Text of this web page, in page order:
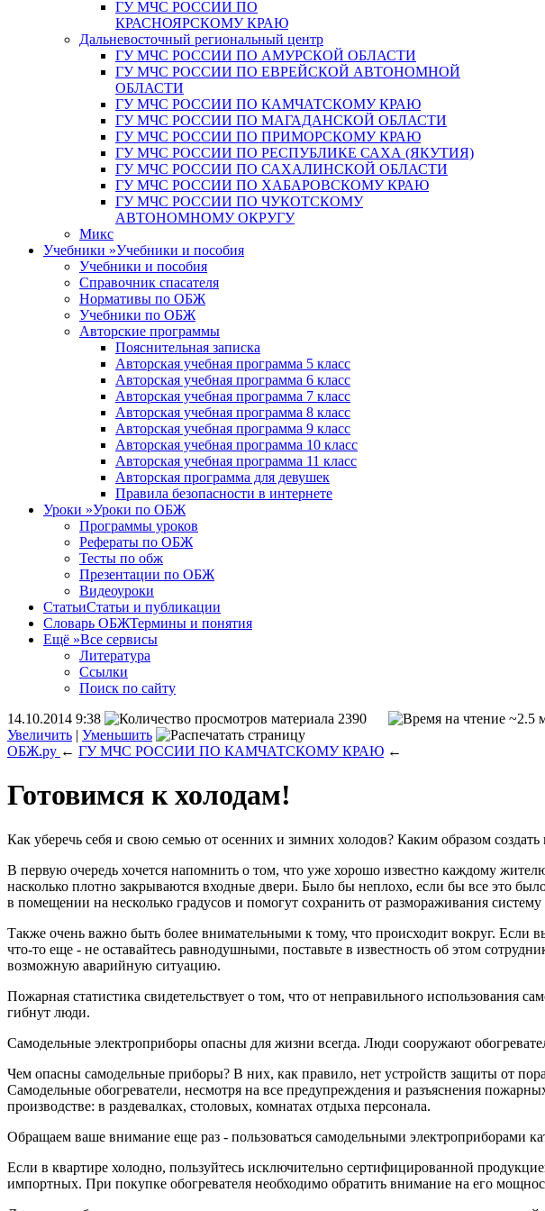
ГУ МЧС РОССИИ ПО
КРАСНОЯРСКОМУ КРАЮ
Дальневосточный региональный центр
ГУ МЧС РОССИИ ПО АМУРСКОЙ ОБЛАСТИ
ГУ МЧС РОССИИ ПО ЕВРЕЙСКОЙ АВТОНОМНОЙ
ОБЛАСТИ
ГУ МЧС РОССИИ ПО КАМЧАТСКОМУ КРАЮ
ГУ МЧС РОССИИ ПО МАГАДАНСКОЙ ОБЛАСТИ
ГУ МЧС РОССИИ ПО ПРИМОРСКОМУ КРАЮ
ГУ МЧС РОССИИ ПО РЕСПУБЛИКЕ САХА (ЯКУТИЯ)
ГУ МЧС РОССИИ ПО САХАЛИНСКОЙ ОБЛАСТИ
ГУ МЧС РОССИИ ПО ХАБАРОВСКОМУ КРАЮ
ГУ МЧС РОССИИ ПО ЧУКОТСКОМУ
АВТОНОМНОМУ ОКРУГУ
Микс
Учебники »Учебники и пособия
Учебники и пособия
Справочник спасателя
Нормативы по ОБЖ
Учебники по ОБЖ
Авторские программы
Пояснительная записка
Авторская учебная программа 5 класс
Авторская учебная программа 6 класс
Авторская учебная программа 7 класс
Авторская учебная программа 8 класс
Авторская учебная программа 9 класс
Авторская учебная программа 10 класс
Авторская учебная программа 11 класс
Авторская программа для девушек
Правила безопасности в интернете
Уроки »Уроки по ОБЖ
Программы уроков
Рефераты по ОБЖ
Тесты по обж
Презентации по ОБЖ
Видеоуроки
СтатьиСтатьи и публикации
Словарь ОБЖТермины и понятия
Ещё »Все сервисы
Литература
Ссылки
Поиск по сайту
14.10.2014 9:38
2390
~2.5
Увеличить | Уменьшить
ОБЖ.ру ← ГУ МЧС РОССИИ ПО КАМЧАТСКОМУ КРАЮ ←
Готовимся к холодам!
Как уберечь себя и свою семью от осенних и зимних холодов? Каким образом
В первую очередь хочется напомнить о том, что уже хорошо известно каждому
насколько плотно закрываются входные двери. Было бы неплохо, если бы все это
в помещении на несколько градусов и помогут сохранить от размораживания систему
Также очень важно быть более внимательными к тому, что происходит вокруг. Если
что-то еще - не оставайтесь равнодушными, поставьте в известность об этом
возможную аварийную ситуацию.
Пожарная статистика свидетельствует о том, что от неправильного использования
гибнут люди.
Самодельные электроприборы опасны для жизни всегда. Люди сооружают
Чем опасны самодельные приборы? В них, как правило, нет устройств защиты от
Самодельные обогреватели, несмотря на все предупреждения и разъяснения
производстве: в раздевалках, столовых, комнатах отдыха персонала.
Обращаем ваше внимание еще раз - пользоваться самодельными электроприборами
Если в квартире холодно, пользуйтесь исключительно сертифицированной
импортных. При покупке обогревателя необходимо обратить внимание на его